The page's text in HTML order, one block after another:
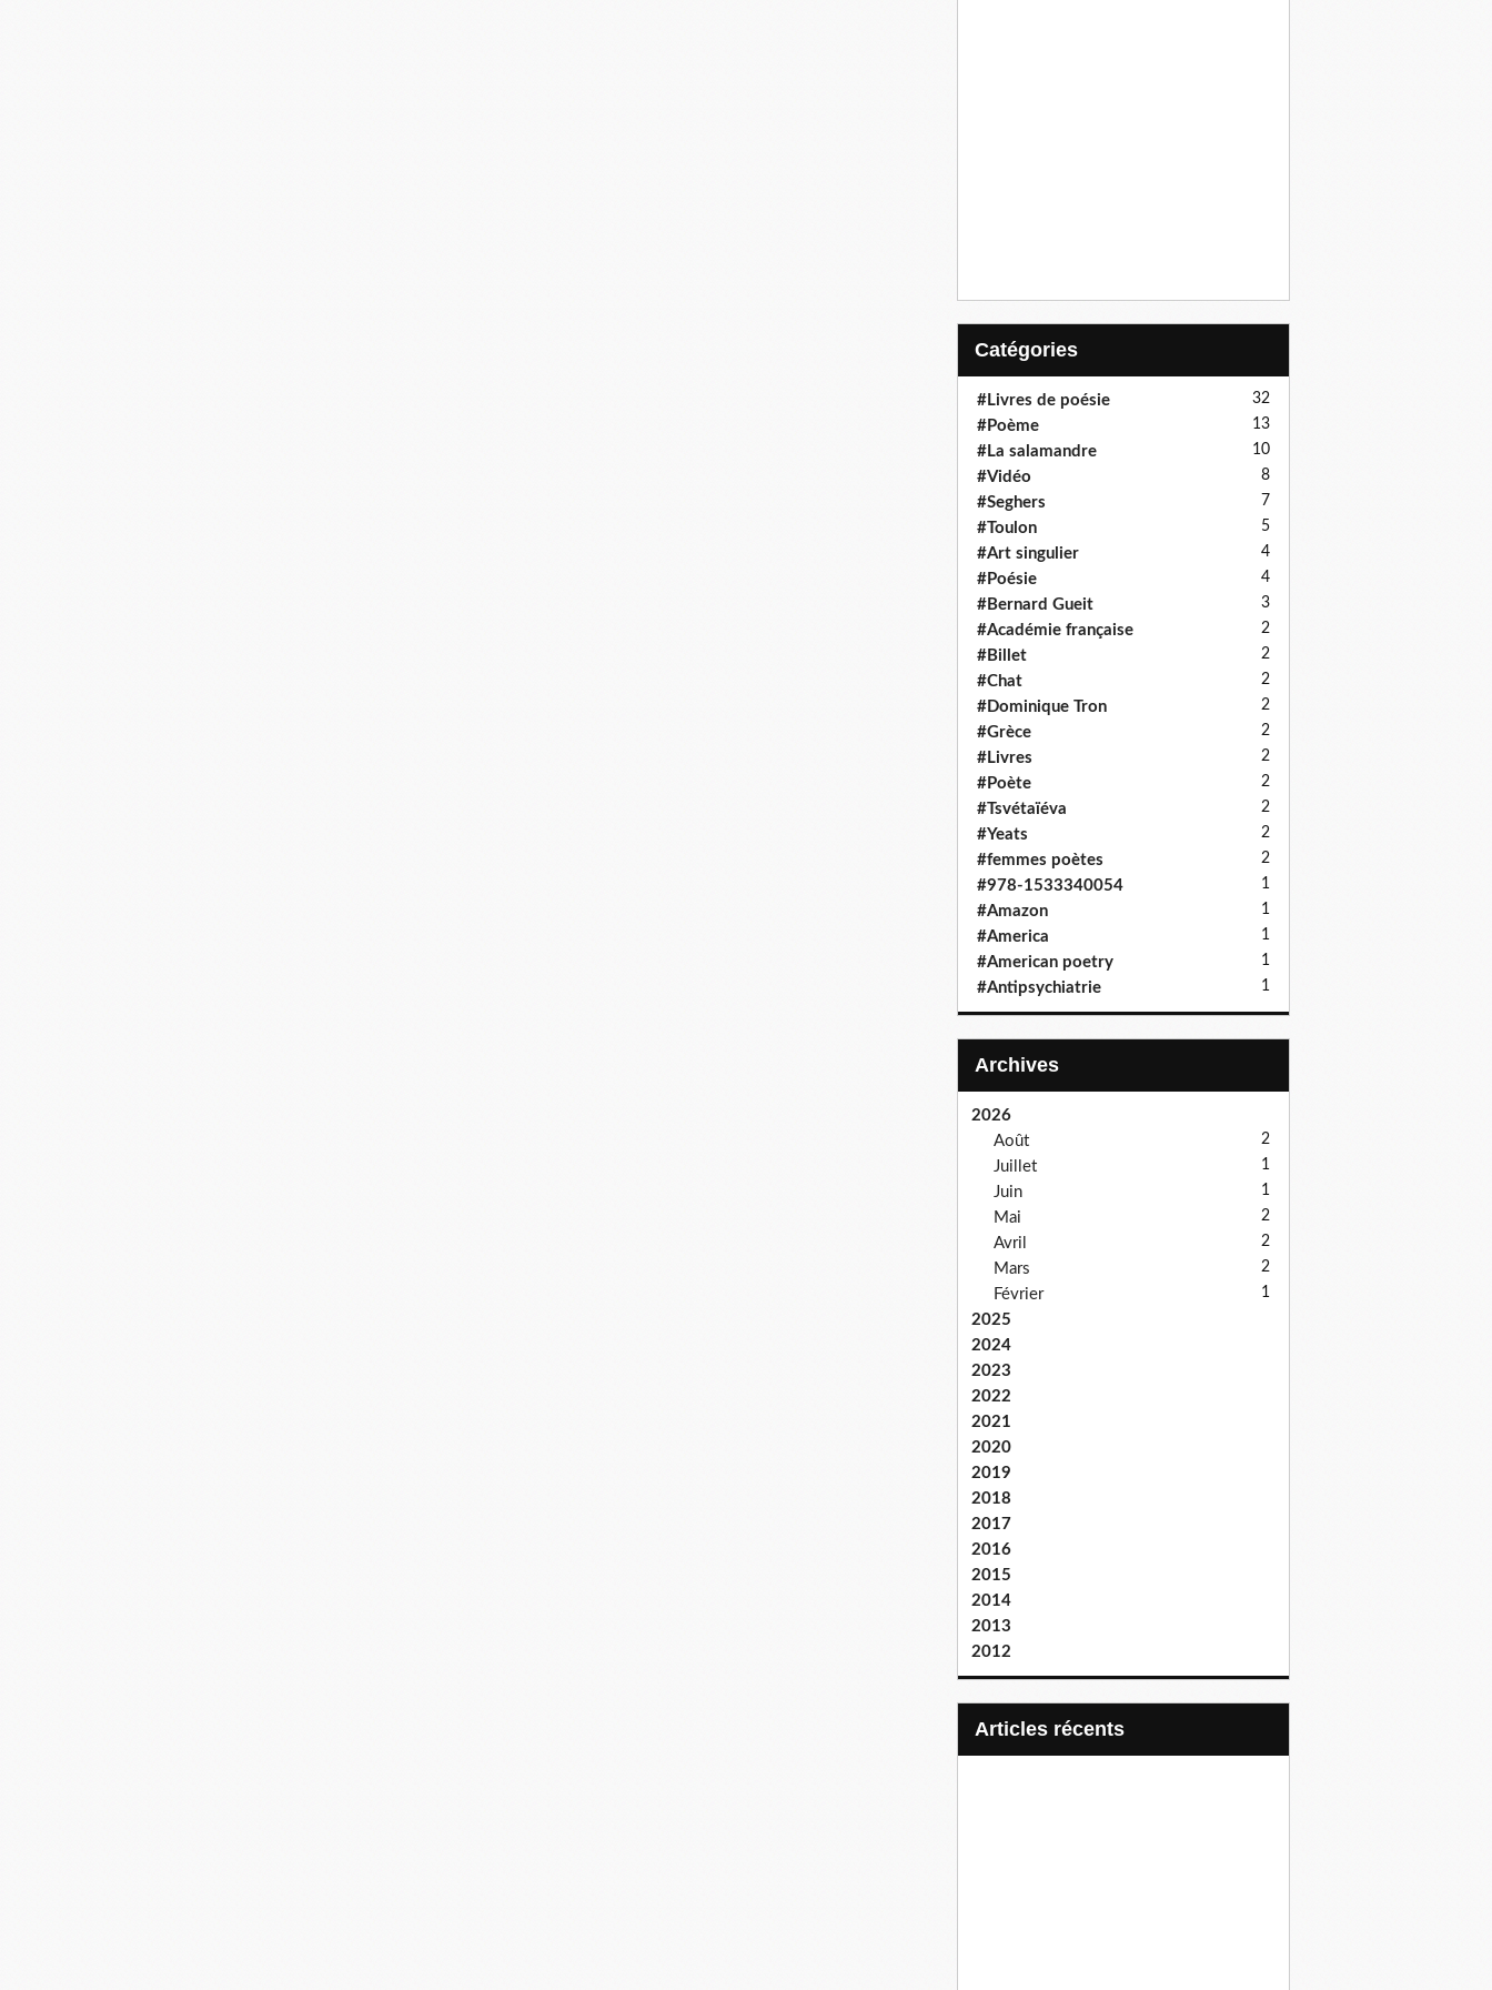
Catégories
#Livres de poésie 32
#Poème 13
#La salamandre 10
#Vidéo 8
#Seghers 7
#Toulon 5
#Art singulier 4
#Poésie 4
#Bernard Gueit 3
#Académie française 2
#Billet 2
#Chat 2
#Dominique Tron 2
#Grèce 2
#Livres 2
#Poète 2
#Tsvétaïéva 2
#Yeats 2
#femmes poètes 2
#978-1533340054 1
#Amazon 1
#America 1
#American poetry 1
#Antipsychiatrie 1
Archives
2026
Août
2
Juillet 1
Juin 1
Mai 2
Avril 2
Mars 2
Février 1
2025
2024
2023
2022
2021
2020
2019
2018
2017
2016
2015
2014
2013
2012
articles récents